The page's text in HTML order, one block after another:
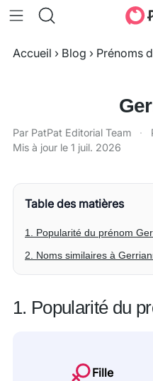
Accueil › Blog › Prénoms
Par PatPat Editorial Team ·
Mis à jour le 1 juil. 2026
Table des matières
1. Popularité du prénom
2. Noms similaires à
1. Popularité du
Fille